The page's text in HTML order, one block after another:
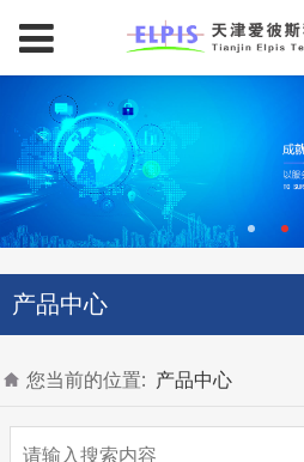
产品中心
您当前的位置: 产品中心